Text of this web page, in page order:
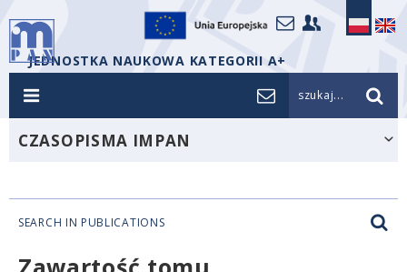
JEDNOSTKA NAUKOWA KATEGORII A+
szukaj...
CZASOPISMA IMPAN
SEARCH IN PUBLICATIONS